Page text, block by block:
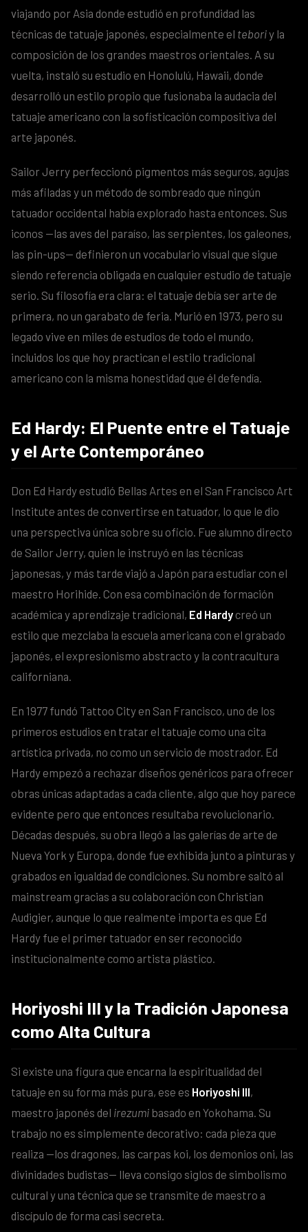
viajando por Asia donde estudió en profundidad las
técnicas de tatuaje japonés, especialmente el teboriy la
composición de los grandes maestros orientales. A su
vuelta, instaló su estudio en Honolulú, Hawaii, donde
desarrolló un estilo propio que fusionaba la audacia del
tatuaje americano con la sofisticación compositiva del
arte japonés.
Sailor Jerry perfeccionó pigmentos más seguros, agujas
más afiladas y un método de sombreado que ningún
tatuador occidental había explorado hasta entonces. Sus
iconos —las aves del paraíso, las serpientes, los galeones,
las pin-ups— definieron un vocabulario visual que sigue
siendo referencia obligada en cualquier estudio de tatuaje
serio. Su filosofía era clara: el tatuaje debía ser arte de
primera, no un garabato de feria. Murió en 1973, pero su
legado vive en miles de estudios de todo el mundo,
incluidos los que hoy practican el estilo tradicional
americano con la misma honestidad que él defendía.
Ed Hardy: El Puente entre el Tatuaje
y el Arte Contemporáneo
Don Ed Hardy estudió Bellas Artes en el San Francisco Art
Institute antes de convertirse en tatuador, lo que le dio
una perspectiva única sobre su oficio. Fue alumno directo
de Sailor Jerry, quien le instruyó en las técnicas
japonesas, y más tarde viajó a Japón para estudiar con el
maestro Horihide. Con esa combinación de formación
académica y aprendizaje tradicional, Ed Hardy creó un
estilo que mezclaba la escuela americana con el grabado
japonés, el expresionismo abstracto y la contracultura
californiana.
En 1977 fundó Tattoo City en San Francisco, uno de los
primeros estudios en tratar el tatuaje como una cita
artística privada, no como un servicio de mostrador. Ed
Hardy empezó a rechazar diseños genéricos para ofrecer
obras únicas adaptadas a cada cliente, algo que hoy parece
evidente pero que entonces resultaba revolucionario.
Décadas después, su obra llegó a las galerías de arte de
Nueva York y Europa, donde fue exhibida junto a pinturas y
grabados en igualdad de condiciones. Su nombre saltó al
mainstream gracias a su colaboración con Christian
Audigier, aunque lo que realmente importa es que Ed
Hardy fue el primer tatuador en ser reconocido
institucionalmente como artista plástico.
Horiyoshi III y la Tradición Japonesa
como Alta Cultura
Si existe una figura que encarna la espiritualidad del
tatuaje en su forma más pura, ese es Horiyoshi III,
maestro japonés del irezumi basado en Yokohama. Su
trabajo no es simplemente decorativo: cada pieza que
realiza —los dragones, las carpas koi, los demonios oni, las
divinidades budistas— lleva consigo siglos de simbolismo
cultural y una técnica que se transmite de maestro a
discípulo de forma casi secreta.